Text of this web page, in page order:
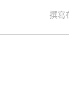
撰寫